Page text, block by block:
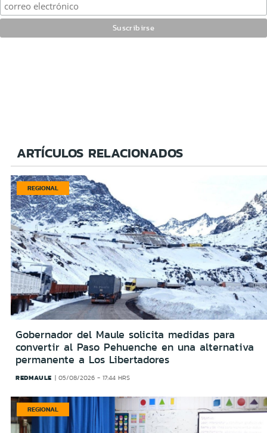
ARTÍCULOS RELACIONADOS
REGIONAL
Gobernador del Maule solicita medidas para
convertir al Paso Pehuenche en una alternativa
permanente a Los Libertadores
REDMAULE 05/08/2026 - 17:44 HRS
REGIONAL